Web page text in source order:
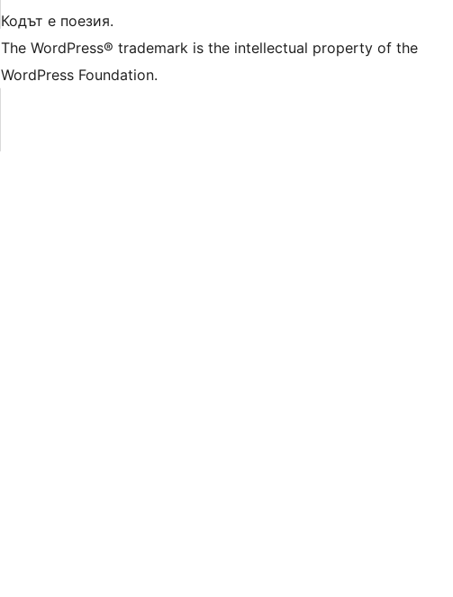
Кодът е поезия.
The WordPress® trademark is the intellectual property of the
WordPress Foundation.